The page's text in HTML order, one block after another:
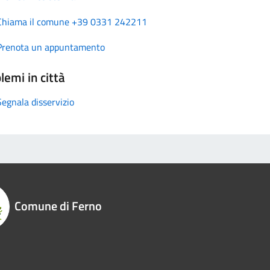
il comune +39 0331 242211
un appuntamento
in città
disservizio
Comune di Ferno